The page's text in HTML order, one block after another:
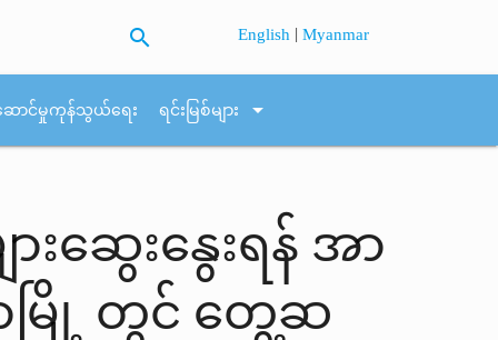
search English |Myanmar
ောင်မှုကုန်သွယ်ရေး ရင်းမြစ်များ arrow_drop_down
ဆွေးနွေးရန် အာ
မြို့ တွင် တွေ့ဆ